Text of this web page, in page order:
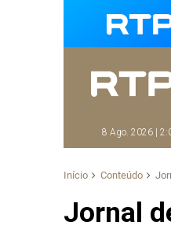
8 Ago. 2026 |
Início Conteúdo
Jornal